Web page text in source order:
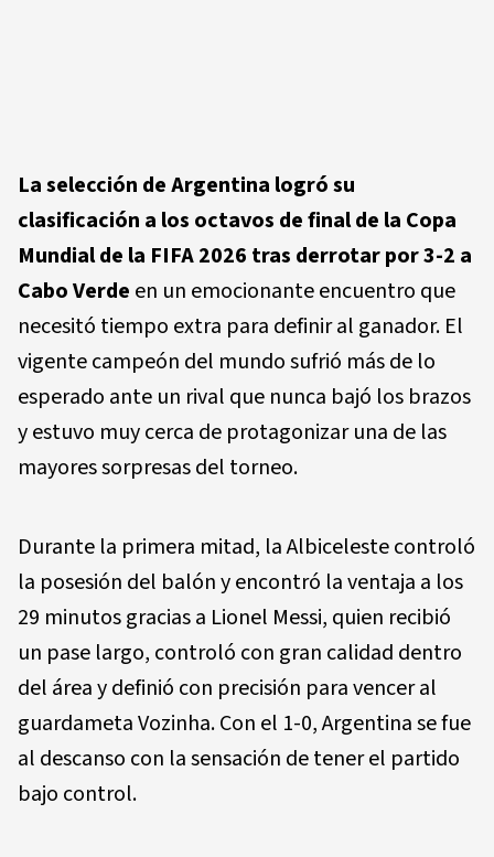
La selección de Argentina logró su
clasificación a los octavos de final de la Copa
Mundial de la FIFA 2026 tras derrotar por 3-2 a
Cabo Verde en un emocionante encuentro que
necesitó tiempo extra para definir al ganador. El
vigente campeón del mundo sufrió más de lo
esperado ante un rival que nunca bajó los brazos
y estuvo muy cerca de protagonizar una de las
mayores sorpresas del torneo.
Durante la primera mitad, la Albiceleste controló
la posesión del balón y encontró la ventaja a los
29 minutos gracias a Lionel Messi, quien recibió
un pase largo, controló con gran calidad dentro
del área y definió con precisión para vencer al
guardameta Vozinha. Con el 1-0, Argentina se fue
al descanso con la sensación de tener el partido
bajo control.